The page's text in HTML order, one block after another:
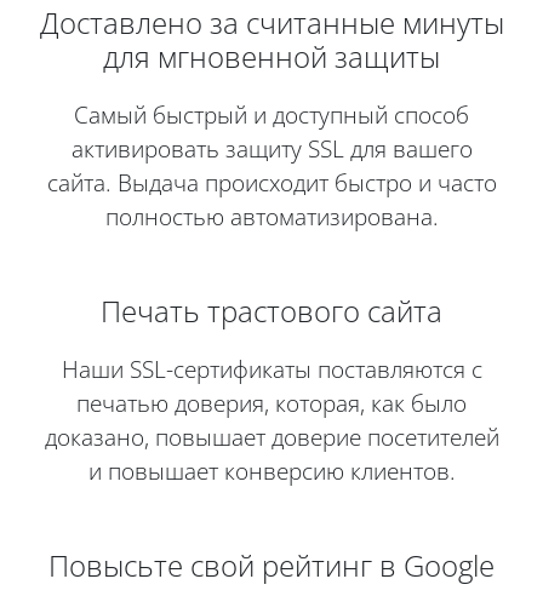
Доставлено за считанные минуты
для мгновенной защиты
Самый быстрый и доступный способ
активировать защиту SSL для вашего
сайта. Выдача происходит быстро и часто
полностью автоматизирована.
Печать трастового сайта
Наши SSL-сертификаты поставляются с
печатью доверия, которая, как было
доказано, повышает доверие посетителей
и повышает конверсию клиентов.
Повысьте свой рейтинг в Google